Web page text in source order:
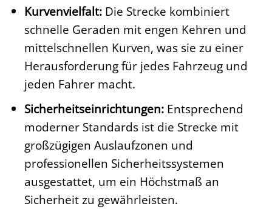
Kurvenvielfalt:Die Strecke kombiniert
schnelle Geraden mit engen Kehren und
mittelschnellen Kurven, was sie zu einer
Herausforderung für jedes Fahrzeug und
jeden Fahrer macht.
Sicherheitseinrichtungen:Entsprechend
moderner Standards ist die Strecke mit
großzügigen Auslaufzonen und
professionellen Sicherheitssystemen
ausgestattet, um ein Höchstmaß an
Sicherheit zu gewährleisten.